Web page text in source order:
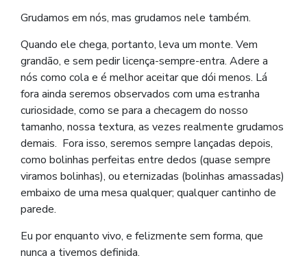
Grudamos em nós, mas grudamos nele também.
Quando ele chega, portanto, leva um monte. Vem
grandão, e sem pedir licença-sempre-entra. Adere a
nós como cola e é melhor aceitar que dói menos. Lá
fora ainda seremos observados com uma estranha
curiosidade, como se para a checagem do nosso
tamanho, nossa textura, as vezes realmente grudamos
demais. Fora isso, seremos sempre lançadas depois,
como bolinhas perfeitas entre dedos (quase sempre
viramos bolinhas), ou eternizadas (bolinhas amassadas)
embaixo de uma mesa qualquer; qualquer cantinho de
parede.
Eu por enquanto vivo, e felizmente sem forma, que
nunca a tivemos definida.